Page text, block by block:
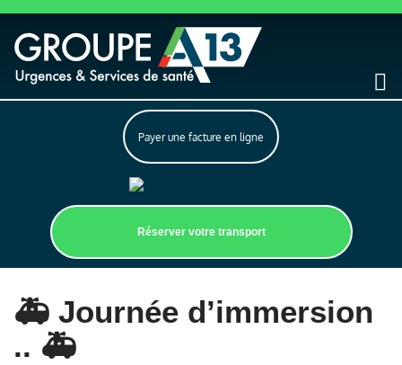
Payer une facture en ligne
Réserver votre transport
🚑 Journée d’immersion
.. 🚑